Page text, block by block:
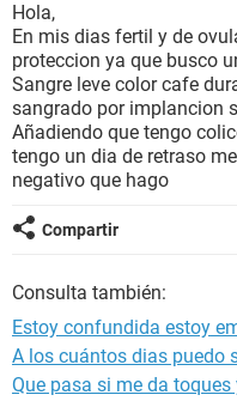
BIENESTAR
SEXUALIDAD
GLOSARIO
Hola,
En mis dias fertil y de
proteccion ya que busco
Sangre leve color cafe
sangrado por implancion
Añadiendo que tengo
tengo un dia de retraso
negativo que hago
Compartir
Consulta también:
Estoy confundida estoy
A los cuántos dias puedo
Que pasa si me da